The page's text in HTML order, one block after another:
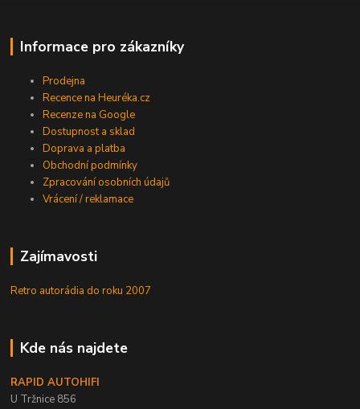
Informace pro zákazníky
Prodejna
Recence na Heuréka.cz
Recenze na Google
Dostupnost a sklad
Doprava a platba
Obchodní podmínky
Zpracování osobních údajů
Vrácení / reklamace
Zajímavosti
Retro autorádia do roku 2007
Kde nás najdete
RAPID AUTOHIFI
U Tržnice 856